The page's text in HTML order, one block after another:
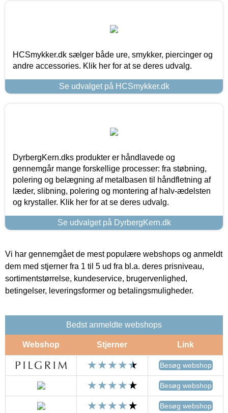
HCSmykker.dk sælger både ure, smykker, piercinger og
andre accessories. Klik her for at se deres udvalg.
Se udvalget på HCSmykker.dk
DyrbergKern.dks produkter er håndlavede og
gennemgår mange forskellige processer: fra støbning,
polering og belægning af metalbasen til håndfletning af
læder, slibning, polering og montering af halv-ædelsten
og krystaller. Klik her for at se deres udvalg.
Se udvalget på DyrbergKern.dk
Vi har gennemgået de mest populære webshops og anmeldt
dem med stjerner fra 1 til 5 ud fra bl.a. deres prisniveau,
sortimentstørrelse, kundeservice, brugervenlighed,
betingelser, leveringsformer og betalingsmuligheder.
Bedst anmeldte webshops
Webshop Stjerner Link
Besøg webshop
Besøg webshop
Besøg webshop